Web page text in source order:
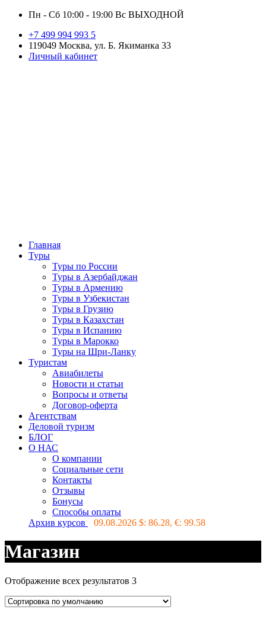
Пн - Сб 10:00 - 19:00 Вс ВЫХОДНОЙ
+7 499 994 993 5
119049 Москва, ул. Б. Якиманка 33
Личный кабинет
Главная
Туры
Туры по России
Туры в Азербайджан
Туры в Армению
Туры в Узбекистан
Туры в Грузию
Туры в Казахстан
Туры в Испанию
Туры в Марокко
Туры на Шри-Ланку
Туристам
Авиабилеты
Новости и статьи
Вопросы и ответы
Договор-оферта
Агентствам
Деловой туризм
БЛОГ
О НАС
О компании
Социальные сети
Контакты
Отзывы
Бонусы
Способы оплаты
Архив курсов
09.08.2026 $: 86.28, €: 99.58
Магазин
Отображение всех результатов 3